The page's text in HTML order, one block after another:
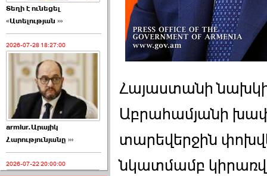
Տեղի է ունեցել
«Ատելության ›››
2026-07-28 18:27:00
armlur.Արայիկ
Հարությունյանը ›››
2026-07-22 20:00:00
Հայաստանի
Աբրահամյանի
տարեվերջին
նկատմամբ